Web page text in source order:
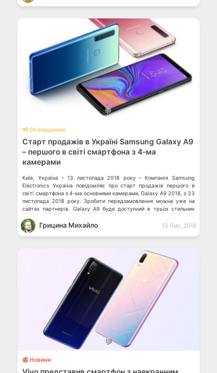
💬
📢 Оголошення
Старт продажів в Україні Samsung Galaxy A9
– першого в світі смартфона з 4-ма
камерами
Київ, Україна – 13 листопада 2018 року – Компанія Samsung
Electronics Україна повідомляє про старт продажів першого в
світі смартфона з 4-ма основними камерами, Galaxy A9 2018, з 23
листопада 2018 року. Зробити передзамовлення можна уже на
сайтах партнерів. Galaxy A9 буде доступний в трьох стильних
перламутр. Рекомендована роздрібна ціна […]
Грицина Михайло 13 Лис, 2018
💬
📰 Новини